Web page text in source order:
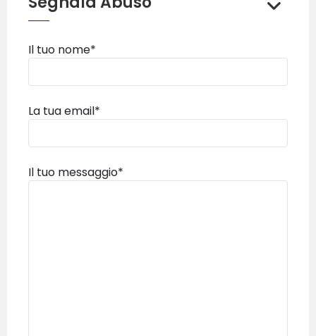
Il tuo nome*
La tua email*
Il tuo messaggio*